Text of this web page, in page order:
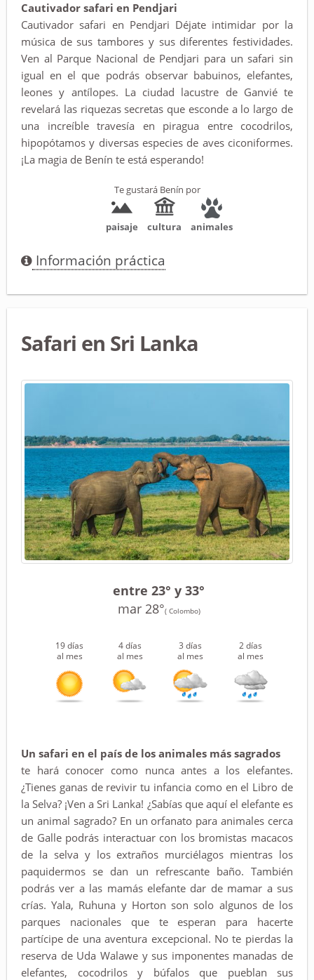
Cautivador safari en Pendjari
Cautivador safari en Pendjari Déjate intimidar por la
música de sus tambores y sus diferentes festividades.
Ven al Parque Nacional de Pendjari para un safari sin
igual en el que podrás observar babuinos, elefantes,
leones y antílopes. La ciudad lacustre de Ganvié te
revelará las riquezas secretas que esconde a lo largo de
una increíble travesía en piragua entre cocodrilos,
hipopótamos y diversas especies de aves ciconiformes.
¡La magia de Benín te está esperando!
Te gustará Benín por
paisaje cultura animales
Información práctica
Safari en Sri Lanka
entre 23° y 33°
mar 28°( Colombo)
19 días
al mes
4 días
al mes
3 días
al mes
2 días
al mes
Un safari en el país de los animales más sagrados
te hará conocer como nunca antes a los elefantes.
¿Tienes ganas de revivir tu infancia como en el Libro de
la Selva? ¡Ven a Sri Lanka! ¿Sabías que aquí el elefante es
un animal sagrado? En un orfanato para animales cerca
de Galle podrás interactuar con los bromistas macacos
de la selva y los extraños murciélagos mientras los
paquidermos se dan un refrescante baño. También
podrás ver a las mamás elefante dar de mamar a sus
crías. Yala, Ruhuna y Horton son solo algunos de los
parques nacionales que te esperan para hacerte
partícipe de una aventura excepcional. No te pierdas la
reserva de Uda Walawe y sus imponentes manadas de
elefantes, cocodrilos y búfalos que pueblan sus